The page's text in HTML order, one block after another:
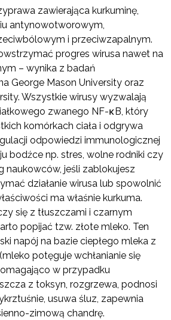
zawierająca kurkuminę,
antynowotworowym,
i przeciwzapalnym.
progres wirusa nawet na
– wynika z badań
George Mason University oraz
Wszystkie wirusy wyzwalają
zwanego NF-κB, który
komórkach ciała i odgrywa
odpowiedzi immunologicznej
bodźce np. stres, wolne rodniki czy
naukowców, jeśli zablokujesz
działanie wirusa lub spowolnić
ma właśnie kurkuma.
się z tłuszczami i czarnym
popijać tzw. złote mleko. Ten
napój na bazie ciepłego mleka z
potęguje wchłanianie się
w przypadku
z toksyn, rozgrzewa, podnosi
usuwa śluz, zapewnia
zimową chandrę.